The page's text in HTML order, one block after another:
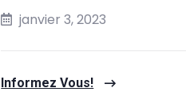
janvier 3, 2023
Informez Vous!